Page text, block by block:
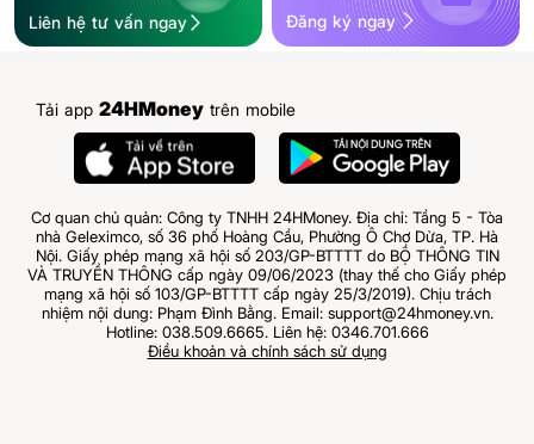
Liên hệ tư vấn ngay Đăng ký ngay
Tải app 24HMoney trên mobile
Cơ quan chủ quản: Công ty TNHH 24HMoney. Địa chỉ: Tầng 5 - Tòa
nhà Geleximco, số 36 phố Hoàng Cầu, Phường Ô Chợ Dừa, TP. Hà
Nội. Giấy phép mạng xã hội số 203/GP-BTTTT do BỘ THÔNG TIN
VÀ TRUYỀN THÔNG cấp ngày 09/06/2023 (thay thế cho Giấy phép
mạng xã hội số 103/GP-BTTTT cấp ngày 25/3/2019). Chịu trách
nhiệm nội dung: Phạm Đình Bằng. Email: support@24hmoney.vn.
Hotline: 038.509.6665. Liên hệ: 0346.701.666
Điều khoản và chính sách sử dụng